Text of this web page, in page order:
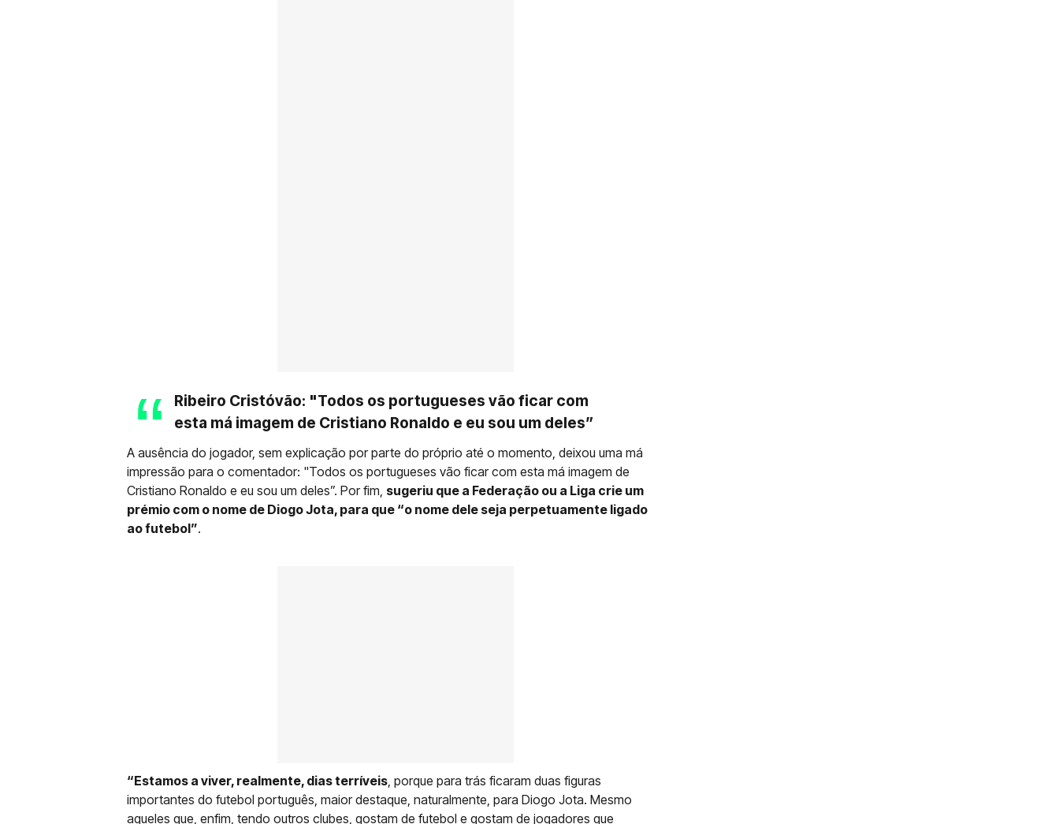
Ribeiro Cristóvão: "Todos os portugueses vão ficar com
esta má imagem de Cristiano Ronaldo e eu sou um deles”
A ausência do jogador, sem explicação por parte do próprio até o momento, deixou uma má
impressão para o comentador: "Todos os portugueses vão ficar com esta má imagem de
Cristiano Ronaldo e eu sou um deles”. Por fim, sugeriu que a Federação ou a Liga crie um
prémio com o nome de Diogo Jota, para que “o nome dele seja perpetuamente ligado
ao futebol”.
“Estamos a viver, realmente, dias terríveis , porque para trás ficaram duas figuras
importantes do futebol português, maior destaque, naturalmente, para Diogo Jota. Mesmo
aqueles que, enfim, tendo outros clubes, gostam de futebol e gostam de jogadores que